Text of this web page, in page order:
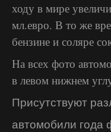
ходу в мире
мл.евро. В то же
бензине и соляре
На всех фото
в левом нижнем
Присутствуют
автомобили года